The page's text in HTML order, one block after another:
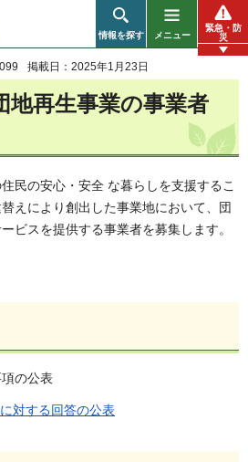
情報を探す メニュー
緊急・防
災
掲載日：2025年1月23日
地再生事業の事業者
民の安心・安全 な暮らしを支援するこ
えにより創出した事業地において、団
ビスを提供する事業者を募集します。
の公表
対する回答の公表